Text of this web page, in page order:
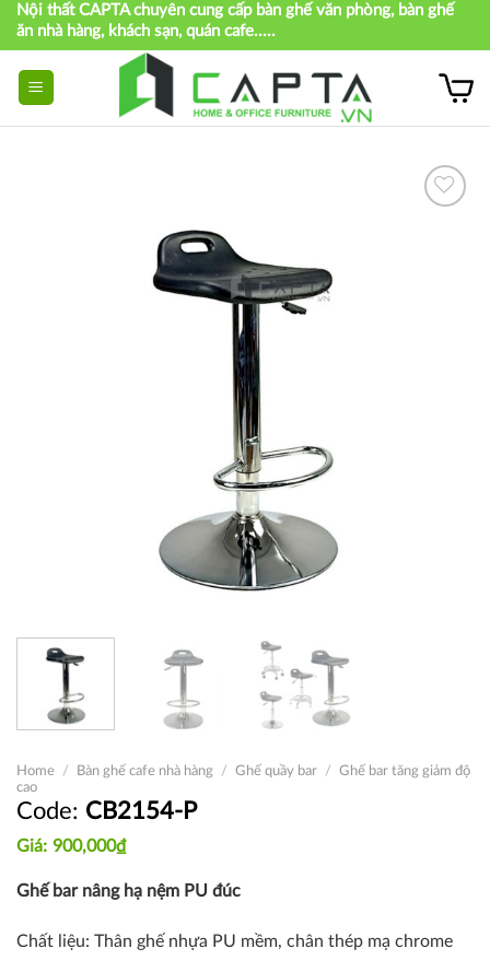
Skip
content
Nội thất CAPTA chuyên cung cấp bàn ghế văn phòng, bàn ghế
ăn nhà hàng, khách sạn, quán cafe.....
Home / Bàn ghế cafe nhà hàng / Ghế quầy bar / Ghế bar tăng giảm độ
cao
CB2154-P
900,000₫
Ghế bar nâng hạ nệm PU đúc
Chất liệu: Thân ghế nhựa PU mềm, chân thép mạ chrome